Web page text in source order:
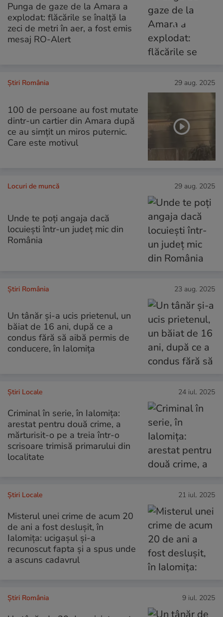
Punga de gaze de la Amara a
explodat: flăcările se înalță la
zeci de metri în aer, a fost emis
mesaj RO-Alert
Știri România 29 aug. 2025
100 de persoane au fost mutate
dintr-un cartier din Amara după
ce au simțit un miros puternic.
Care este motivul
Locuri de muncă 29 aug. 2025
Unde te poți angaja dacă
locuiești într-un județ mic din
România
Știri România 23 aug. 2025
Un tânăr și-a ucis prietenul, un
băiat de 16 ani, după ce a
condus fără să aibă permis de
conducere, în Ialomița
Știri Locale 24 iul. 2025
Criminal în serie, în Ialomița:
arestat pentru două crime, a
mărturisit-o pe a treia într-o
scrisoare trimisă primarului din
localitate
Știri Locale 21 iul. 2025
Misterul unei crime de acum 20
de ani a fost deslușit, în
Ialomița: ucigașul și-a
recunoscut fapta și a spus unde
a ascuns cadavrul
Știri România 9 iul. 2025